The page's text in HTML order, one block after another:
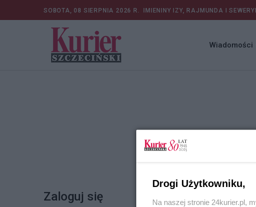
SOBOTA, 08 SIERPNIA 2026 R. IMIENINY IZY, RAJMUNDA I
Wiadomości
Zaloguj się
Drogi Użytkowniku,
Na naszej stronie 24kurier.pl,